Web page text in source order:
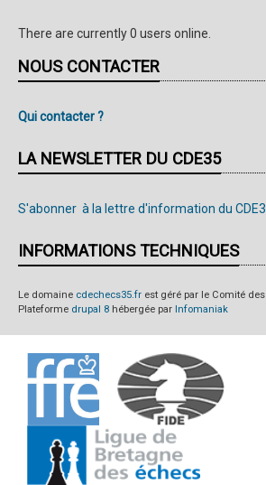
There are currently 0 users online.
NOUS CONTACTER
Qui contacter ?
LA NEWSLETTER DU CDE35
S'abonner à la lettre d'information du
INFORMATIONS TECHNIQUES
Le domaine cdechecs35.fr est géré par le Comité
Plateforme drupal 8 hébergée par Infomaniak